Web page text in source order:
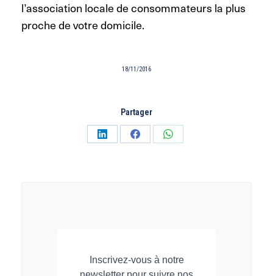
l’association locale de consommateurs la plus
proche de votre domicile.
18/11/2016
Partager
PartagerPartagerPartager